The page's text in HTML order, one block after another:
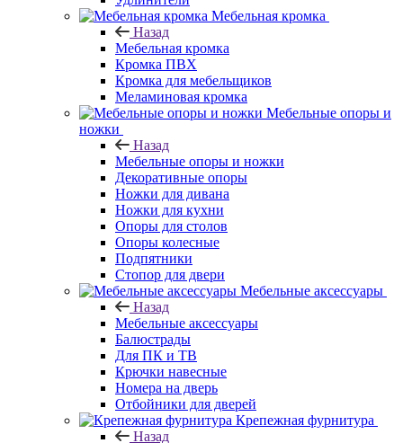
Мебельная кромка
Назад
Мебельная кромка
Кромка ПВХ
Кромка для мебельщиков
Меламиновая кромка
Мебельные опоры и
ножки
Назад
Мебельные опоры и ножки
Декоративные опоры
Ножки для дивана
Ножки для кухни
Опоры для столов
Опоры колесные
Подпятники
Стопор для двери
Мебельные аксессуары
Назад
Мебельные аксессуары
Балюстрады
Для ПК и ТВ
Крючки навесные
Номера на дверь
Отбойники для дверей
Крепежная фурнитура
Назад